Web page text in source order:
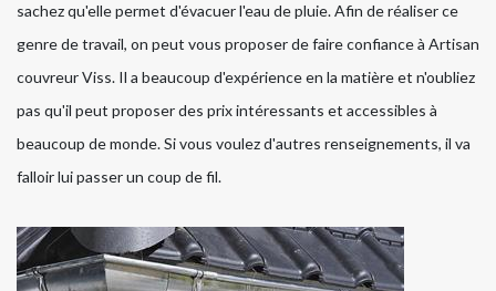
sachez qu'elle permet d'évacuer l'eau de pluie. Afin de réaliser ce
genre de travail, on peut vous proposer de faire confiance à Artisan
couvreur Viss. Il a beaucoup d'expérience en la matière et n'oubliez
pas qu'il peut proposer des prix intéressants et accessibles à
beaucoup de monde. Si vous voulez d'autres renseignements, il va
falloir lui passer un coup de fil.